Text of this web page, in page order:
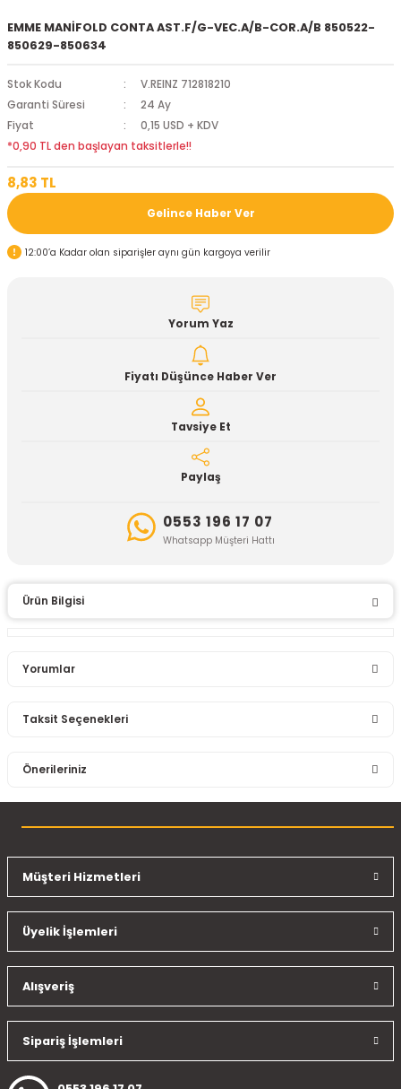
EMME MANİFOLD CONTA AST.F/G-VEC.A/B-COR.A/B 850522-
850629-850634
Stok Kodu
V.REINZ 712818210
Garanti Süresi
24 Ay
Fiyat
0,15 USD + KDV
*0,90 TL den başlayan taksitlerle!!
8,83 TL
Gelince Haber Ver
12:00’a Kadar olan siparişler aynı gün kargoya verilir
Yorum Yaz
Fiyatı Düşünce Haber Ver
Tavsiye Et
Paylaş
0553 196 17 07
Whatsapp Müşteri Hattı
Ürün Bilgisi
Yorumlar
Taksit Seçenekleri
Önerileriniz
konularda yetersiz gördüğünüz noktaları öneri formunu
Ürün resmi kalitesiz, bozuk veya görüntülenemiyor.
Ürün açıklamasında eksik bilgiler bulunuyor.
Ürün fiyatı diğer sitelerden daha pahalı.
Bu ürüne benzer farklı alternatifler olmalı.
Müşteri Hizmetleri
Üyelik İşlemleri
Alışveriş
Sipariş İşlemleri